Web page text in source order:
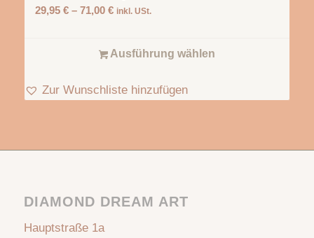
29,95 €– 71,00 € inkl. USt.
Ausführung wählen
Zur Wunschliste hinzufügen
DIAMOND DREAM ART
Hauptstraße 1a